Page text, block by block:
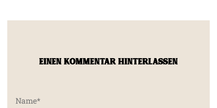
EINEN KOMMENTAR HINTERLASSEN